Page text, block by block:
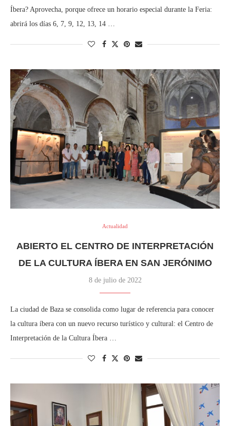
Íbera? Aprovecha, porque ofrece un horario especial durante la Feria:
abrirá los días 6, 7, 9, 12, 13, 14 …
Actualidad
ABIERTO EL CENTRO DE INTERPRETACIÓN
DE LA CULTURA ÍBERA EN SAN JERÓNIMO
8 de julio de 2022
La ciudad de Baza se consolida como lugar de referencia para conocer
la cultura íbera con un nuevo recurso turístico y cultural: el Centro de
Interpretación de la Cultura Íbera …